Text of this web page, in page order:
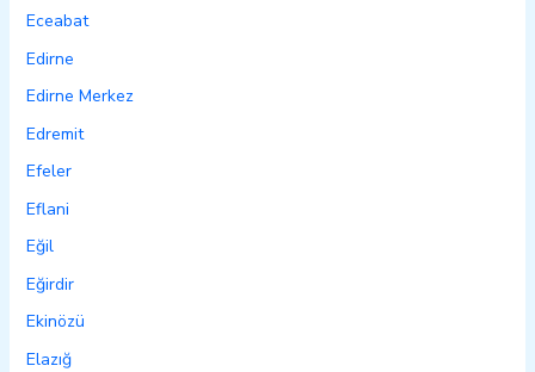
Eceabat
Edirne
Edirne Merkez
Edremit
Efeler
Eflani
Eğil
Eğirdir
Ekinözü
Elazığ